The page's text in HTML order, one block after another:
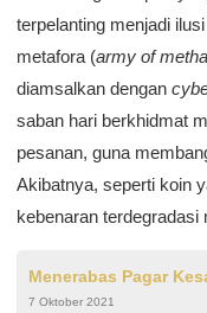
terpelanting menjadi
metafora (army of
diamsalkan dengan
saban hari berkhidmat
pesanan, guna
Akibatnya, seperti koin
kebenaran terdegradasi
Menerabas Pagar
7 Oktober 2021